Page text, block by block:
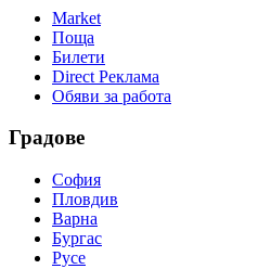
Market
Поща
Билети
Direct Реклама
Обяви за работа
Градове
София
Пловдив
Варна
Бургас
Русе